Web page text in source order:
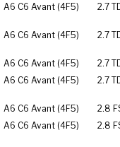
A6 C6 Avant (4F5) 2.7
A6 C6 Avant (4F5) 2.7
A6 C6 Avant (4F5) 2.7
A6 C6 Avant (4F5) 2.7
A6 C6 Avant (4F5) 2.8
A6 C6 Avant (4F5) 2.8